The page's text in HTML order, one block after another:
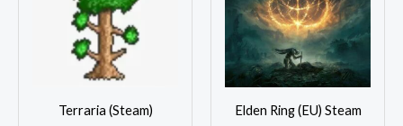
Terraria (Steam)
Elden Ring (EU) Steam